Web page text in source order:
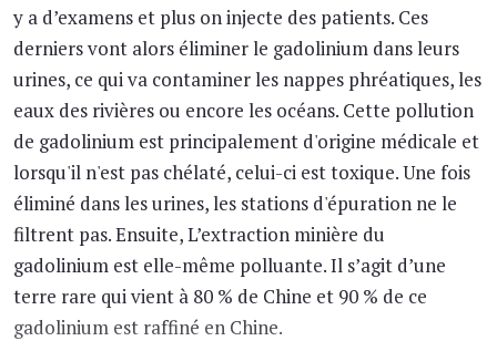
y a d’examens et plus on injecte des patients. Ces
derniers vont alors éliminer le gadolinium dans leurs
urines, ce qui va contaminer les nappes phréatiques, les
eaux des rivières ou encore les océans. Cette pollution
de gadolinium est principalement d'origine médicale et
lorsqu'il n'est pas chélaté, celui-ci est toxique. Une fois
éliminé dans les urines, les stations d'épuration ne le
filtrent pas. Ensuite, L’extraction minière du
gadolinium est elle-même polluante. Il s’agit d’une
terre rare qui vient à 80 % de Chine et 90 % de ce
gadolinium est raffiné en Chine.